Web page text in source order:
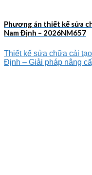
Phương án thiết kế sửa
Nam Định – 2026NM657
Thiết kế sửa chữa cải
Định – Giải pháp nâng